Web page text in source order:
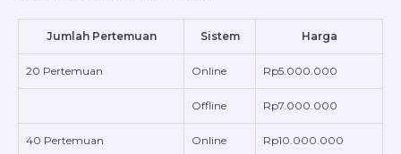
Jumlah Pertemuan Sistem Harga
20 Pertemuan Online Rp5.000.000
Offline Rp7.000.000
40 Pertemuan Online Rp10.000.000